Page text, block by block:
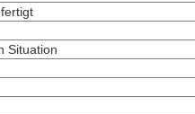
Situation